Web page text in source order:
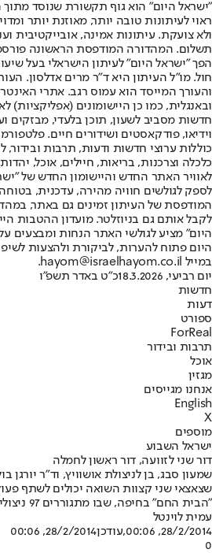
"ישראל היום" הוא גוף תקשורת שנוסד מתוך
ראוי לעיתונות טובה יותר, מאוזנת יותר
ולא צועקת. עיתונות אמינה, אובייקטיבית
הפך "ישראל היום" לעיתון הישראלי בעל
חול. מו"ל העיתון היא ד"ר מרים אדלסון.
והעורך המייסד הוא עמוס רגב. אתרי
חדשות מסביב לשעון, תוכן בלעדי, מבזקים
וידיאו, פודקאסטים ושידורים חיים.
כוללות ערוצי חדשות ודעות, תרבות ובידור,
לאוויר האתר החדש והיישומון החדש של
לספק לגולשים חוויה מהירה, עדכנית,
המודפסת של העיתון זמינים גם באתר,
לקבל אותם גם בניוזלטר. מועדון ההטבות
היום" מציע לגולשי האתר הנחות ומבצעים
היום פתוח להערות, לביקורת ולהצעות
במייל hayom@israelhayom.co.il.
יום רביעי, 18.3.2026
כ"ט באדר תשפ"ו
חדשות
דעות
ספורט
ForReal
תרבות ובידור
אוכל
מגזין
אנחנו מגייסים
English
X
מוספים
ישראל השבוע
דור שני לזוועה, דור ראשון לחמלה
שמעון סבג, בן לניצולת אושוויץ, וד"ר יורגן
שצאצאי שני קצוות השואה יכולים לשתף
"הבית החם" בחיפה, שבו מתגוררים 97 ניצולי שואה נזקקים
עמית לוינטל
28/2/2014, 00:06
,עודכן28/2/2014, 00:06
0